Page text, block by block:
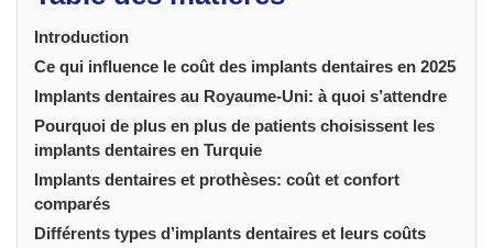
Introduction
Ce qui influence le coût des implants dentaires en 2025
Implants dentaires au Royaume-Uni: à quoi s’attendre
Pourquoi de plus en plus de patients choisissent les
implants dentaires en Turquie
Implants dentaires et prothèses: coût et confort
comparés
Différents types d’implants dentaires et leurs coûts